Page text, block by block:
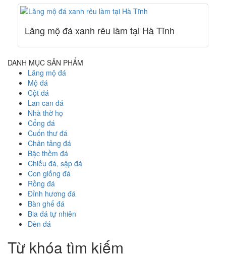
Lăng mộ đá xanh rêu làm tại Hà Tĩnh
DANH MỤC SẢN PHẨM
Lăng mộ đá
Mộ đá
Cột đá
Lan can đá
Nhà thờ họ
Cổng đá
Cuốn thư đá
Chân tảng đá
Bậc thềm đá
Chiếu đá, sập đá
Con giống đá
Rồng đá
Đỉnh hương đá
Bàn ghế đá
Bia đá tự nhiên
Đèn đá
Từ khóa tìm kiếm